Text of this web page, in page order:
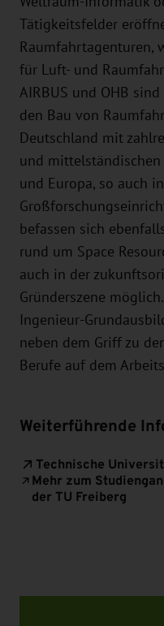
Tätigkeitsfelder
Raumfahrtagenturen,
für Luft- und
AIRBUS und OHB
den Bau von
Deutschland mit
und mittelständischen
und Europa, so auch
befassen sich
rund um Space
auch in der
Gründerszene
Ingenieur-
neben dem Griff zu
Berufe auf dem
Weiterführende
Technische
Mehr zum
der TU Freiberg